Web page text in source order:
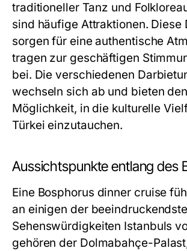
traditioneller Tanz und
sind häufige Attraktionen. Diese
sorgen für eine authentische
tragen zur geschäftigen
bei. Die verschiedenen
wechseln sich ab und bieten
Möglichkeit, in die kulturelle
Türkei einzutauchen.
Aussichtspunkte entlang des
Eine Bosphorus dinner cruise
an einigen der
Sehenswürdigkeiten Istanbuls
gehören der Dolmabahçe-